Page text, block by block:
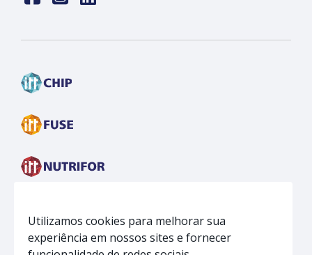
Utilizamos cookies para melhorar sua
experiência em nossos sites e fornecer